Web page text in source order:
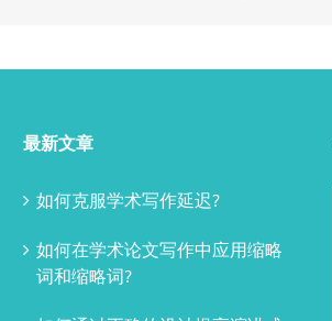
最新文章
如何克服学术写作延迟?
如何在学术论文写作中应用缩略
词和缩略词?